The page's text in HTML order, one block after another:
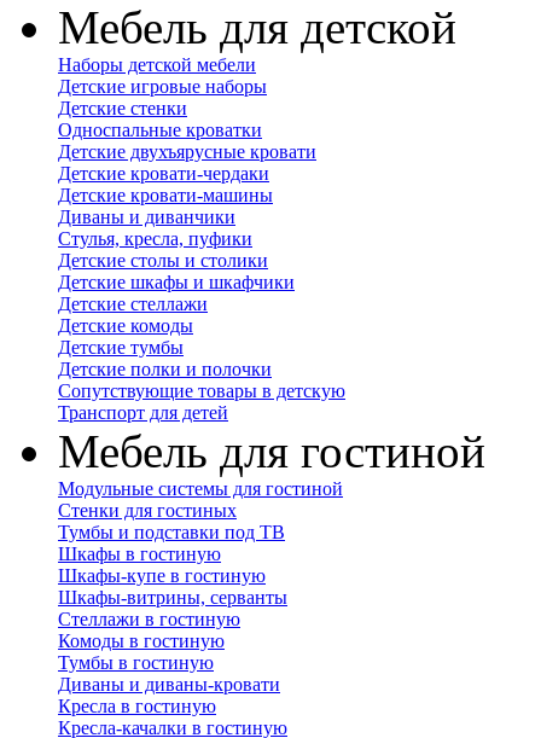
Мебель для детской
Наборы детской мебели
Детские игровые наборы
Детские стенки
Односпальные кроватки
Детские двухъярусные кровати
Детские кровати-чердаки
Детские кровати-машины
Диваны и диванчики
Стулья, кресла, пуфики
Детские столы и столики
Детские шкафы и шкафчики
Детские стеллажи
Детские комоды
Детские тумбы
Детские полки и полочки
Сопутствующие товары в детскую
Транспорт для детей
Мебель для гостиной
Модульные системы для гостиной
Стенки для гостиных
Тумбы и подставки под ТВ
Шкафы в гостиную
Шкафы-купе в гостиную
Шкафы-витрины, серванты
Стеллажи в гостиную
Комоды в гостиную
Тумбы в гостиную
Диваны и диваны-кровати
Кресла в гостиную
Кресла-качалки в гостиную